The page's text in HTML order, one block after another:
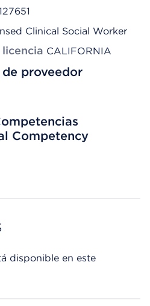
Clinical Social Worker
CALIFORNIA
proveedor
Competency
disponible en este